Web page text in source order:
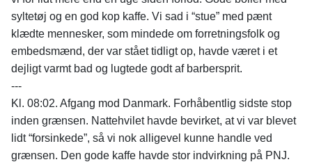
syltetøj og en god kop kaffe. Vi sad i “stue” med pænt
klædte mennesker, som mindede om forretningsfolk og
embedsmænd, der var stået tidligt op, havde været i et
dejligt varmt bad og lugtede godt af barbersprit.
---
Kl. 08:02. Afgang mod Danmark. Forhåbentlig sidste stop
inden grænsen. Nattehvilet havde bevirket, at vi var blevet
lidt “forsinkede”, så vi nok alligevel kunne handle ved
grænsen. Den gode kaffe havde stor indvirkning på PNJ.